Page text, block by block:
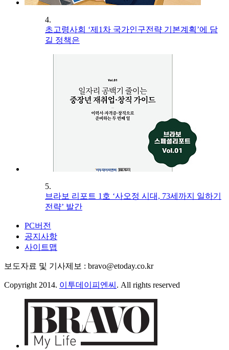
4.
초고령사회 ‘제1차 국가인구전략 기본계획’에 담
길 정책은
5.
브라보 리포트 1호 ‘사오정 시대, 73세까지 일하기
전략’ 발간
PC버전
공지사항
사이트맵
보도자료 및 기사제보 : bravo@etoday.co.kr
Copyright 2014. 이투데이피엔씨 . All rights reserved